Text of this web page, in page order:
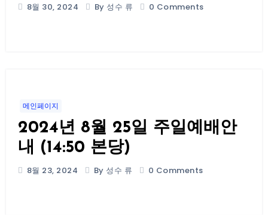
8월 30, 2024 By 성수 류 0 Comments
메인페이지
2024년 8월 25일 주일예배안
내 (14:50 본당)
8월 23, 2024 By 성수 류 0 Comments